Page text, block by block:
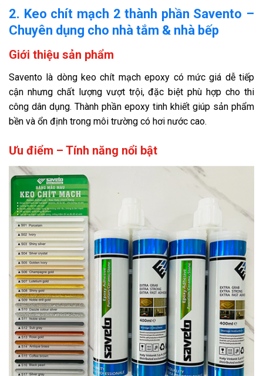
2. Keo chít mạch 2 thành phần Savento –
Chuyên dụng cho nhà tắm & nhà bếp
Giới thiệu sản phẩm
Savento là dòng keo chít mạch epoxy có mức giá dễ tiếp
cận nhưng chất lượng vượt trội, đặc biệt phù hợp cho thi
công dân dụng. Thành phần epoxy tinh khiết giúp sản phẩm
bền và ổn định trong môi trường có hơi nước cao.
Ưu điểm – Tính năng nổi bật